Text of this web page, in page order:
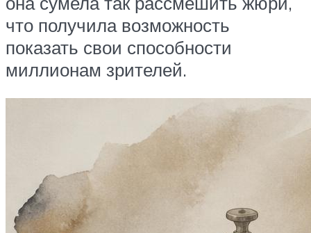
что получила возможность
показать свои способности
миллионам зрителей.